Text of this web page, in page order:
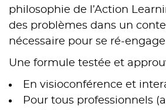
philosophie de l’Action
des problèmes dans un
nécessaire pour se ré-
Une formule testée et
En visioconférence et
Pour tous professionnels